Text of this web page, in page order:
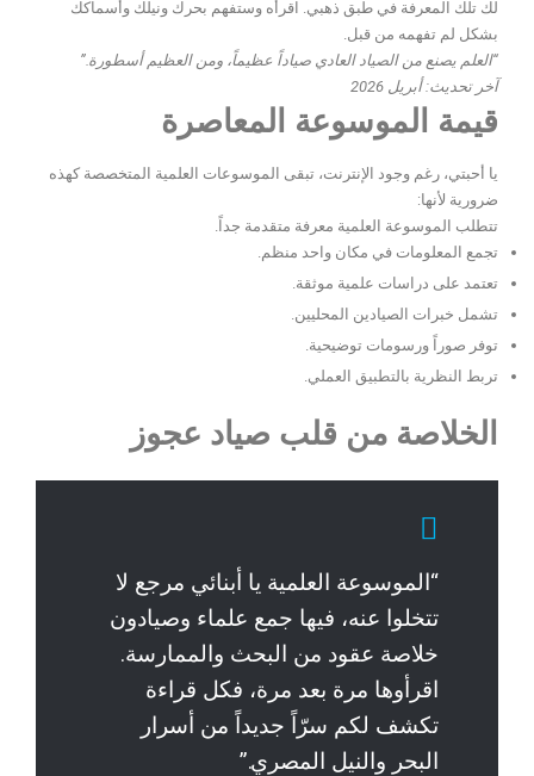
لك تلك المعرفة في طبق ذهبي. اقرأه وستفهم بحرك ونيلك وأسماكك
بشكل لم تفهمه من قبل.
“العلم يصنع من الصياد العادي صياداً عظيماً، ومن العظيم أسطورة.”
آخر تحديث: أبريل 2026
قيمة الموسوعة المعاصرة
يا أحبتي، رغم وجود الإنترنت، تبقى الموسوعات العلمية المتخصصة كهذه
ضرورية لأنها:
تتطلب الموسوعة العلمية معرفة متقدمة جداً.
تجمع المعلومات في مكان واحد منظم.
تعتمد على دراسات علمية موثقة.
تشمل خبرات الصيادين المحليين.
توفر صوراً ورسومات توضيحية.
تربط النظرية بالتطبيق العملي.
الخلاصة من قلب صياد عجوز
“الموسوعة العلمية يا أبنائي مرجع لا
تتخلوا عنه، فيها جمع علماء وصيادون
خلاصة عقود من البحث والممارسة.
اقرأوها مرة بعد مرة، فكل قراءة
تكشف لكم سرّاً جديداً من أسرار
البحر والنيل المصري.”